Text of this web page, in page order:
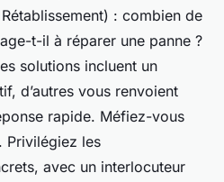
: combien de
t-il à réparer une panne ?
solutions incluent un
d’autres vous renvoient
rapide. Méfiez-vous
Privilégiez les
avec un interlocuteur